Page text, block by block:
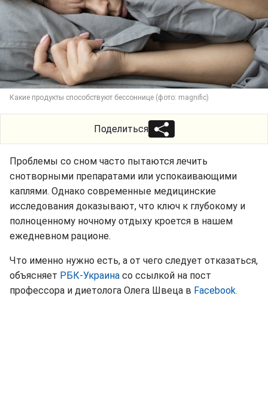
Какие продукты способствуют бессоннице (фото: magnific)
Поделиться
Проблемы со сном часто пытаются лечить
снотворными препаратами или успокаивающими
каплями. Однако современные медицинские
исследования доказывают, что ключ к глубокому и
полноценному ночному отдыху кроется в нашем
ежедневном рационе.
Что именно нужно есть, а от чего следует отказаться,
объясняет РБК-Украина со ссылкой на пост
профессора и диетолога Олега Швеца в Facebook.